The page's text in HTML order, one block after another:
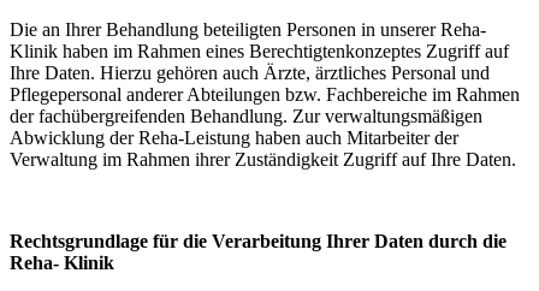
Die an Ihrer Behandlung beteiligten Personen in unserer Reha-
Klinik haben im Rahmen eines Berechtigtenkonzeptes Zugriff auf
Ihre Daten. Hierzu gehören auch Ärzte, ärztliches Personal und
Pflegepersonal anderer Abteilungen bzw. Fachbereiche im Rahmen
der fachübergreifenden Behandlung. Zur verwaltungsmäßigen
Abwicklung der Reha-Leistung haben auch Mitarbeiter der
Verwaltung im Rahmen ihrer Zuständigkeit Zugriff auf Ihre Daten.
Rechtsgrundlage für die Verarbeitung Ihrer Daten durch die
Reha- Klinik